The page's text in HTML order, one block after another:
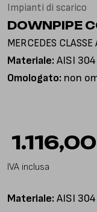
Impianti di scarico
DOWNPIPE
MERCEDES
Materiale: AISI 304
Omologato: non
1.116,00
IVA inclusa
Materiale: AISI 304